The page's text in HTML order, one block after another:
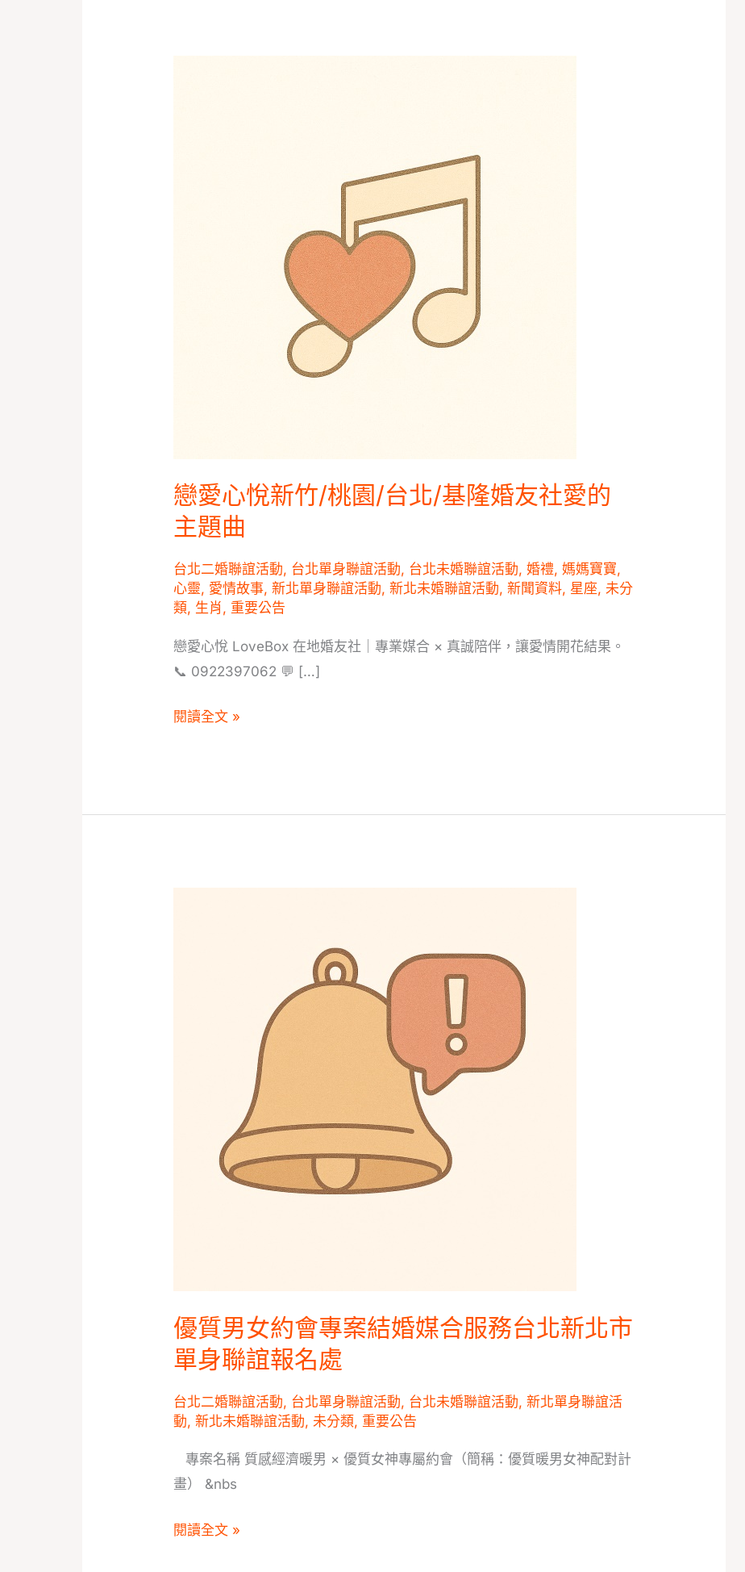
戀愛心悅新竹/桃園/台北/基隆婚友社愛的
主題曲
台北二婚聯誼活動, 台北單身聯誼活動, 台北未婚聯誼活動,婚禮,媽媽寶寶,
心靈, 愛情故事,新北單身聯誼活動,新北未婚聯誼活動,新聞資料, 星座,未分
類, 生肖 , 重要公告
戀愛心悅 LoveBox 在地婚友社｜專業媒合 × 真誠陪伴，讓愛情開花結果。
📞 0922397062 💬 […]
主
題
曲
閱讀全文 »
優質男女約會專案結婚媒合服務台北新北市
單身聯誼報名處
台北二婚聯誼活動, 台北單身聯誼活動, 台北未婚聯誼活動,新北單身聯誼活
動,新北未婚聯誼活動, 未分類, 重要公告
專案名稱 質感經濟暖男 × 優質女神專屬約會（簡稱：優質暖男女神配對計
畫） &nbs
北
市
單
身
聯
誼
報
處
閱讀全文 »